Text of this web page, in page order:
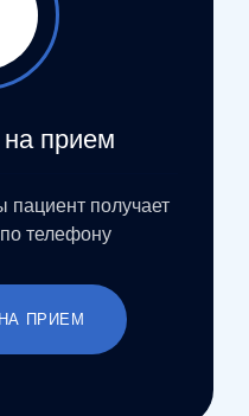
прием
получает
телефону
ПРИЕМ